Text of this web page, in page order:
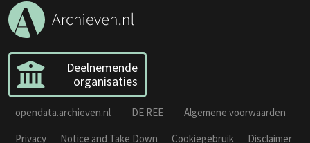
Deelnemende
organisaties
opendata.archieven.nl DE REE
Algemene voorwaarden
Privacy
Notice and Take Down Cookiegebruik
Disclaimer